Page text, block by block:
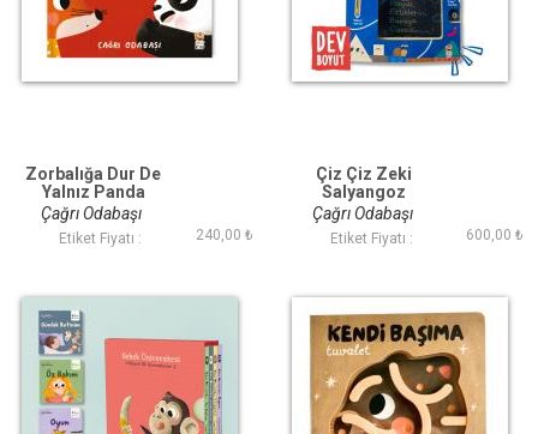
Zorbalığa Dur De
Yalnız Panda
Çağrı Odabaşı
Etiket Fiyatı : 240,00 ₺
Çiz Çiz Zeki
Salyangoz
Çağrı Odabaşı
Etiket Fiyatı : 600,00 ₺